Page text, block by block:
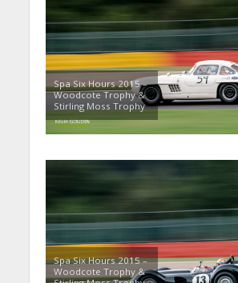
Spa Six Hours 2015 –
Woodcote Trophy &
Stirling Moss Trophy
Spa Six Hours 2015 –
Woodcote Trophy &